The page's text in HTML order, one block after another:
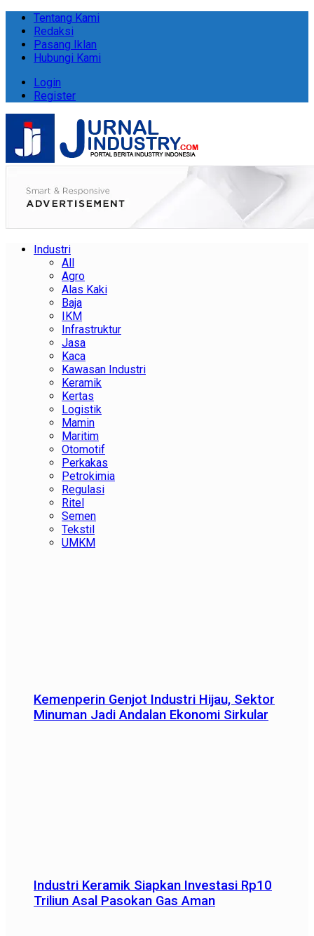
Tentang Kami
Redaksi
Pasang Iklan
Hubungi Kami
Login
Register
Industri
All
Agro
Alas Kaki
Baja
IKM
Infrastruktur
Jasa
Kaca
Kawasan Industri
Keramik
Kertas
Logistik
Mamin
Maritim
Otomotif
Perkakas
Petrokimia
Regulasi
Ritel
Semen
Tekstil
UMKM
Kemenperin Genjot Industri Hijau, Sektor
Minuman Jadi Andalan Ekonomi Sirkular
Industri Keramik Siapkan Investasi Rp10
Triliun Asal Pasokan Gas Aman